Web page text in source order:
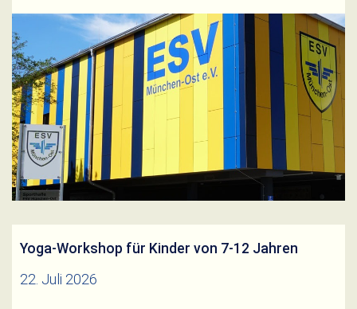
GymnastikFerienplanSommer 2026Herunterladen
Weiterlesen
Yoga-Workshop für Kinder von 7-12 Jahren
22. Juli 2026